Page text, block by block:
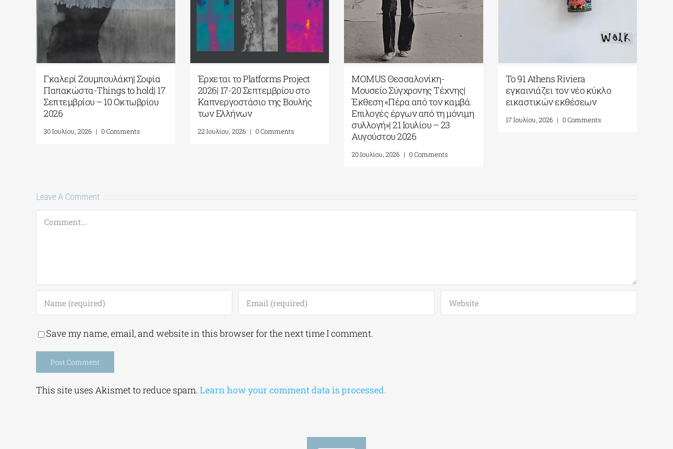
Γκαλερί Ζουμπουλάκη| Σοφία
Παπακώστα-Things to hold| 17
Σεπτεμβρίου – 10 Οκτωβρίου
2026
30 Ιουλίου, 2026 | 0 Comments
Έρχεται το Platforms Project
2026| 17-20 Σεπτεμβρίου στο
Καπνεργοστάσιο της Βουλής
των Ελλήνων
22 Ιουλίου, 2026 | 0 Comments
MOMUS Θεσσαλονίκη-
Μουσείο Σύγχρονης Τέχνης|
Έκθεση «Πέρα από τον καμβά.
Επιλογές έργων από τη μόνιμη
συλλογή»| 21 Ιουλίου – 23
Αυγούστου 2026
20 Ιουλίου, 2026 | 0 Comments
Το 91 Athens Riviera
εγκαινιάζει τον νέο κύκλο
εικαστικών εκθέσεων
17 Ιουλίου, 2026 | 0 Comments
Leave A Comment
Comment
Save my name, email, and website in this browser for the next time I comment.
This site uses Akismet to reduce spam. Learn how your comment data is processed.